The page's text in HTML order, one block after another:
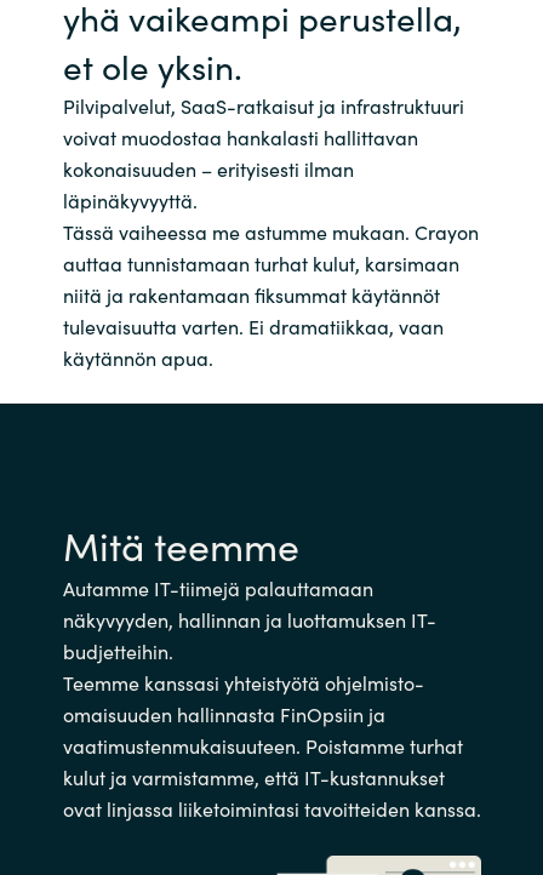
yhä vaikeampi perustella,
et ole yksin.
Pilvipalvelut, SaaS-ratkaisut ja infrastruktuuri
voivat muodostaa hankalasti hallittavan
kokonaisuuden – erityisesti ilman
läpinäkyvyyttä.
Tässä vaiheessa me astumme mukaan. Crayon
auttaa tunnistamaan turhat kulut, karsimaan
niitä ja rakentamaan fiksummat käytännöt
tulevaisuutta varten. Ei dramatiikkaa, vaan
käytännön apua.
Mitä teemme
Autamme IT-tiimejä palauttamaan
näkyvyyden, hallinnan ja luottamuksen IT-
budjetteihin.
Teemme kanssasi yhteistyötä ohjelmisto-
omaisuuden hallinnasta FinOpsiin ja
vaatimustenmukaisuuteen. Poistamme turhat
kulut ja varmistamme, että IT-kustannukset
ovat linjassa liiketoimintasi tavoitteiden kanssa.